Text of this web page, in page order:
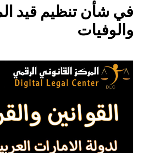
في شأن تنظيم قيد
والوفيات